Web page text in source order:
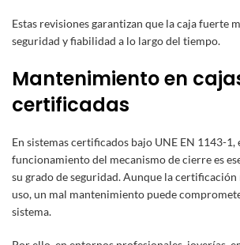
Estas revisiones garantizan que la caja fuerte
seguridad y fiabilidad a lo largo del tiempo.
Mantenimiento en
certificadas
En sistemas certificados bajo UNE EN 1143-
funcionamiento del mecanismo de cierre es
su grado de seguridad. Aunque la certificación
uso, un mal mantenimiento puede
sistema.